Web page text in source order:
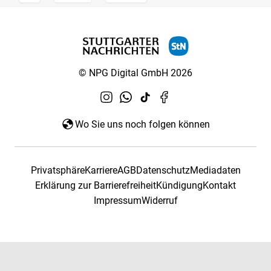
© NPG Digital GmbH 2026
Wo Sie uns noch folgen können
PrivatsphäreKarriereAGBDatenschutzMediadaten
Erklärung zur BarrierefreiheitKündigungKontakt
ImpressumWiderruf